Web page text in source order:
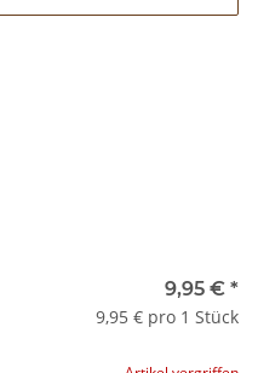
9,95 € *
9,95 € pro 1 Stück